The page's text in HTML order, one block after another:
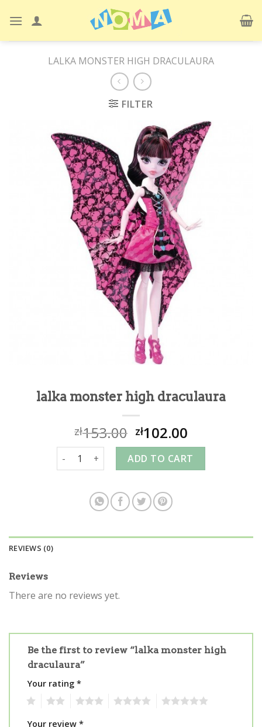
LALKA MONSTER HIGH DRACULAURA
FILTER
lalka monster high draculaura
zł153.00 zł102.00
lalka monster high draculaura quantity
ADD TO CART
REVIEWS (0)
Reviews
There are no reviews yet.
Be the first to review “lalka monster high
draculaura”
Your rating *
Your review *